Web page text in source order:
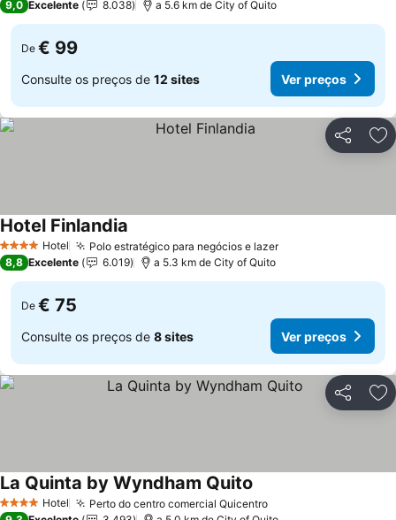
9,0 Excelente 8.038 a 5.6 km de City of Quito
De € 99
Consulte os preços de 12 sites Ver preços
Partilhar
4 EstrelasHotel Polo estratégico para negócios e lazerVer preços
Hotel Finlandia
8,8 Excelente 6.019 a 5.3 km de City of Quito
De € 75
Consulte os preços de 8 sites Ver preços
Partilhar
4 EstrelasHotel Perto do centro comercial QuicentroVer preços
La Quinta by Wyndham Quito